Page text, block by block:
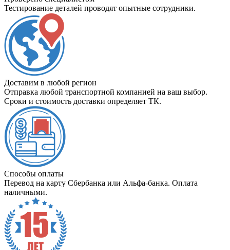
Тестирование деталей проводят опытные сотрудники.
Доставим в любой регион
Отправка любой транспортной компанией на ваш выбор.
Сроки и стоимость доставки определяет ТК.
Способы оплаты
Перевод на карту Сбербанка или Альфа-банка. Оплата
наличными.